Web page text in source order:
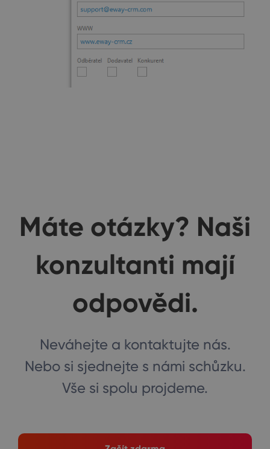
Máte otázky? Naši
konzultanti mají
odpovědi.
Neváhejte a kontaktujte nás.
Nebo si sjednejte s námi schůzku.
Vše si spolu projdeme.